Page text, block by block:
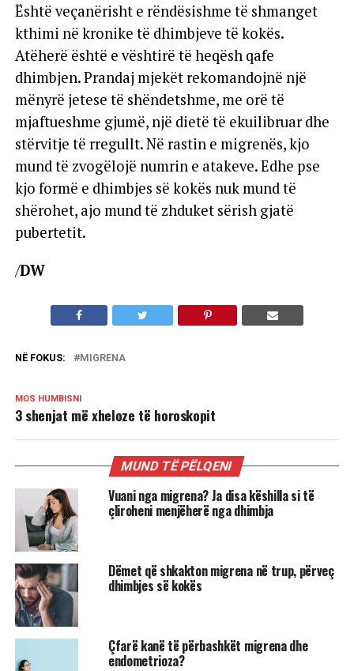
Është veçanërisht e rëndësishme të shmanget
kthimi në kronike të dhimbjeve të kokës.
Atëherë është e vështirë të heqësh qafe
dhimbjen. Prandaj mjekët rekomandojnë një
mënyrë jetese të shëndetshme, me orë të
mjaftueshme gjumë, një dietë të ekuilibruar dhe
stërvitje të rregullt. Në rastin e migrenës, kjo
mund të zvogëlojë numrin e atakeve. Edhe pse
kjo formë e dhimbjes së kokës nuk mund të
shërohet, ajo mund të zhduket sërish gjatë
pubertetit.
/DW
NË FOKUS: MIGRENA
MOS HUMBISNI
3 shenjat më xheloze të horoskopit
MUND TË PËLQENI
Vuani nga migrena? Ja disa këshilla si të
çliroheni menjëherë nga dhimbja
Dëmet që shkakton migrena në trup, përveç
dhimbjes së kokës
Çfarë kanë të përbashkët migrena dhe
endometrioza?